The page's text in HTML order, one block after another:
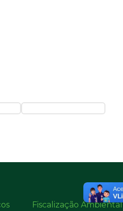
Fiscalização Ambiental